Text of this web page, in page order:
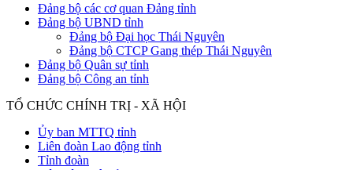
Đảng bộ các cơ quan Đảng tỉnh
Đảng bộ UBND tỉnh
Đảng bộ Đại học Thái Nguyên
Đảng bộ CTCP Gang thép Thái Nguyên
Đảng bộ Quân sự tỉnh
Đảng bộ Công an tỉnh
TỔ CHỨC CHÍNH TRỊ - XÃ HỘI
Ủy ban MTTQ tỉnh
Liên đoàn Lao động tỉnh
Tỉnh đoàn